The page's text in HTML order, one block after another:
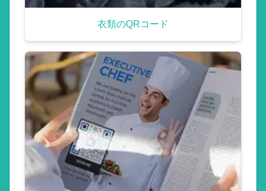
衣類のQRコード